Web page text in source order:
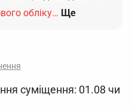
обліку… Ще
суміщення: 01.08 чи